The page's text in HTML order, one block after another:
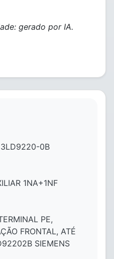
gerado por IA.
3LD9220-0B
1NA+1NF
PE,
FRONTAL, ATÉ
SIEMENS